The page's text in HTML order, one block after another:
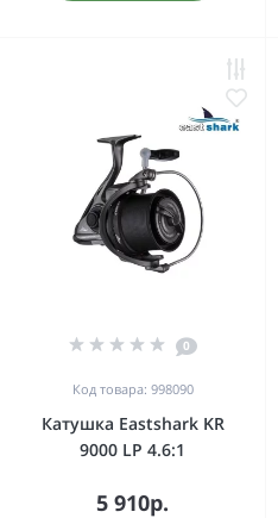
0
Код товара: 998090
Катушка Eastshark KR
9000 LP 4.6:1
5 910р.